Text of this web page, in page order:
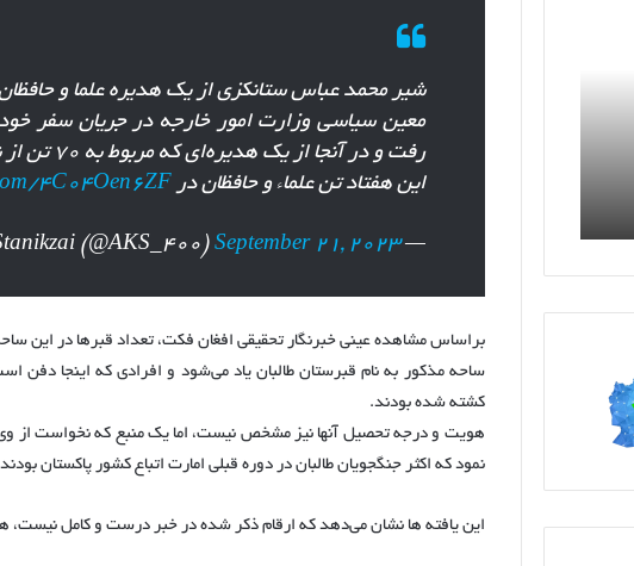
شیر محمد عباس ستانکزی از یک هدیره علما و
معین سیاسی وزارت امور خارجه در جریان سفر
رفت و در آنجا از یک هدیره‌ای که مربوط به ۷۰ تن از نیروهای حکومت قبلی ا.ا می‌باشد دیدار کرد.
اين هفتاد تن علماء و حافظان در4C04Oen6ZF
— AKStanikzai (@AKS_400)
September 21, 2023
براساس مشاهده عینی خبرنگار تحقیقی افغان فکت، تعداد قبرها در این ساحه مشخص نیست، اما
ساحه مذکور به نام قبرستان طالبان یاد می‌شود و افرادی که اینجا دفن
کشته شده بودند.
هویت و درجه تحصیل آنها نیز مشخص نیست، اما یک منبع که نخواست از
نمود که اکثر جنگجویان طالبان در دوره قبلی امارت اتباع کشور پاکستان
این یافته ها نشان می‌دهد که ارقام ذکر شده در خبر درست و کامل نیست،
توسط
طالبان،
است.۱۰ سنبله ۱۴۰۴
خبر سلب حق